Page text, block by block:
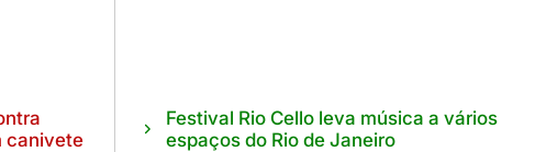
canivete
Festival Rio Cello leva música a vários
espaços do Rio de Janeiro